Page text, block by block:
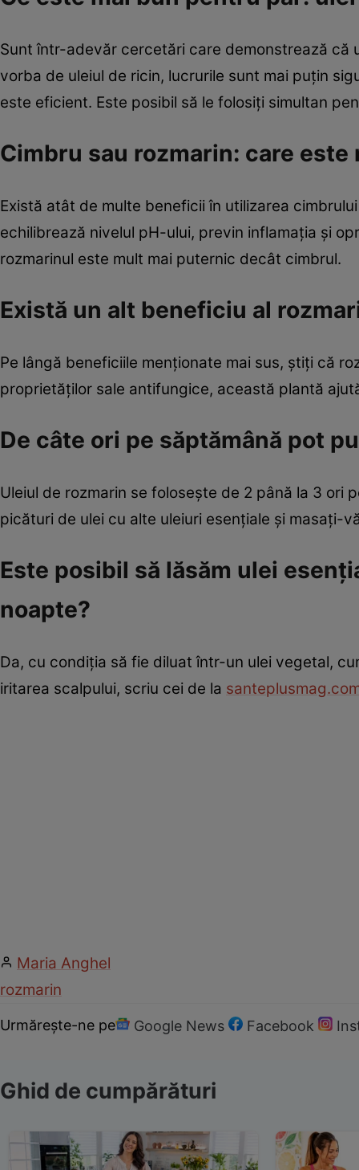
Sunt într-adevăr cercetări care demonstrează că
vorba de uleiul de ricin, lucrurile sunt mai puțin
este eficient. Este posibil să le folosiți simultan
Cimbru sau rozmarin: care
Există atât de multe beneficii în utilizarea
echilibrează nivelul pH-ului, previn inflamația și
rozmarinul este mult mai puternic decât cimbrul.
Există un alt beneficiu al
Pe lângă beneficiile menționate mai sus, știți că
proprietăților sale antifungice, această plantă
De câte ori pe săptămână pot
Uleiul de rozmarin se folosește de 2 până la 3 ori
picături de ulei cu alte uleiuri esențiale și masați-
Este posibil să lăsăm ulei
noapte?
Da, cu condiția să fie diluat într-un ulei vegetal,
iritarea scalpului, scriu cei de la
Maria Anghel
rozmarin
Urmărește-ne pe Google News Facebook
Ghid de cumpărături